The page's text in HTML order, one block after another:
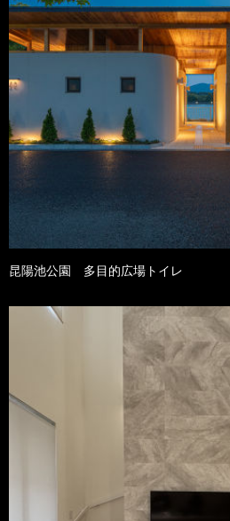
昆陽池公園 多目的広場トイレ